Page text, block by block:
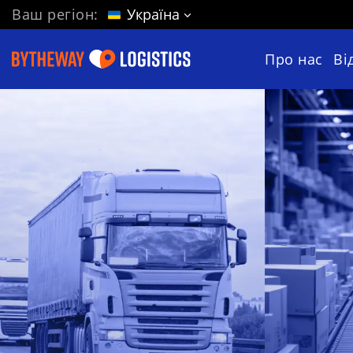
Ваш регіон: Україна
Про нас